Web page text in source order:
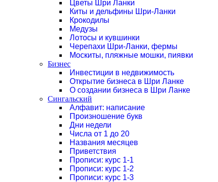
Цветы Шри Ланки
Киты и дельфины Шри-Ланки
Крокодилы
Медузы
Лотосы и кувшинки
Черепахи Шри-Ланки, фермы
Москиты, пляжные мошки, пиявки
Бизнес
Инвестиции в недвижимость
Открытие бизнеса в Шри Ланке
О создании бизнеса в Шри Ланке
Сингальский
Алфавит: написание
Произношение букв
Дни недели
Числа от 1 до 20
Названия месяцев
Приветствия
Прописи: курс 1-1
Прописи: курс 1-2
Прописи: курс 1-3